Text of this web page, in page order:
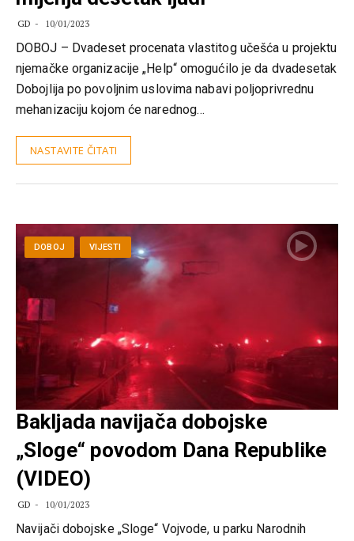
GD 10/01/2023
DOBOJ – Dvadeset procenata vlastitog učešća u projektu
njemačke organizacije „Help“ omogućilo je da dvadesetak
Dobojlija po povoljnim uslovima nabavi poljoprivrednu
mehanizaciju kojom će narednog…
NASTAVITE ČITATI
DOBOJ VIJESTI
Bakljada navijača dobojske
„Sloge“ povodom Dana Republike
(VIDEO)
GD 10/01/2023
Navijači dobojske „Sloge“ Vojvode, u parku Narodnih